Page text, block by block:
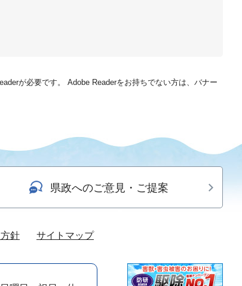
が必要です。
Adobe Readerをお持ちでない方は、バナー
県政へのご意見・ご提案
針 サイトマップ